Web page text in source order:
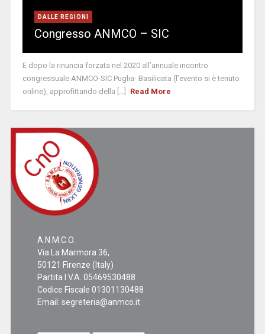
DALLE REGIONI
Congresso ANMCO – SIC
E dopo la rinuncia forzata nel 2020 all’annuale incontro
congressuale ANMCO-SIC Puglia- Basilicata (l’evento si è tenuto
online), approfittando della [...]
Read More
A.N.M.C.O.
Via La Marmora 36,
50121 Firenze (Italy)
Partita I.V.A. 05469530488
Codice Fiscale 01301130488
Email: segreteria@anmco.it